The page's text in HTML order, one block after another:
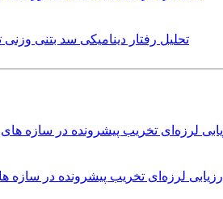
تحلیل رفتار دینامیکی سد بتنی
ارزیابی لرزه‌ای تخریب پیشرونده در